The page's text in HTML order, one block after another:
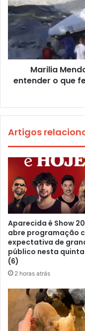
Marilia
entender o que
Artigos
Aparecida é Show
abre programação
expectativa de
público nesta
(6)
2 horas atrás